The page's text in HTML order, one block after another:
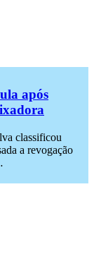
após
classificou
a revogação